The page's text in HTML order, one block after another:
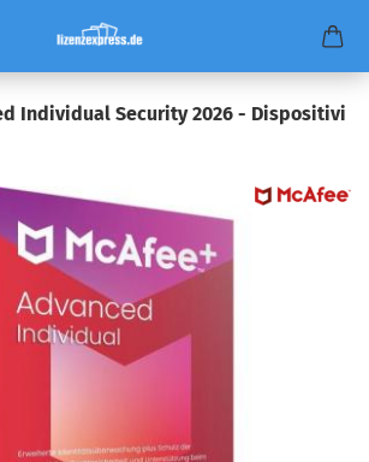
Individual Security 2026 - Dispositivi